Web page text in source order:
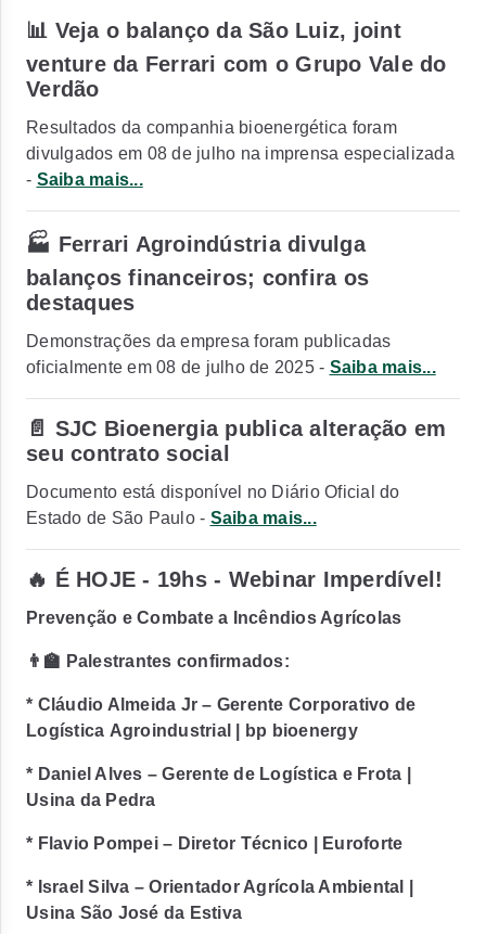
📊 Veja o balanço da São Luiz, joint
venture da Ferrari com o Grupo Vale do
Verdão
Resultados da companhia bioenergética foram
divulgados em 08 de julho na imprensa especializada
- Saiba mais...
🏭 Ferrari Agroindústria divulga
balanços financeiros; confira os
destaques
Demonstrações da empresa foram publicadas
oficialmente em 08 de julho de 2025 - Saiba mais...
📄 SJC Bioenergia publica alteração em
seu contrato social
Documento está disponível no Diário Oficial do
Estado de São Paulo - Saiba mais...
🔥 É HOJE - 19hs - Webinar Imperdível!
Prevenção e Combate a Incêndios Agrícolas
👨‍🏫 Palestrantes confirmados:
* Cláudio Almeida Jr – Gerente Corporativo de
Logística Agroindustrial | bp bioenergy
* Daniel Alves – Gerente de Logística e Frota |
Usina da Pedra
* Flavio Pompei – Diretor Técnico | Euroforte
* Israel Silva – Orientador Agrícola Ambiental |
Usina São José da Estiva